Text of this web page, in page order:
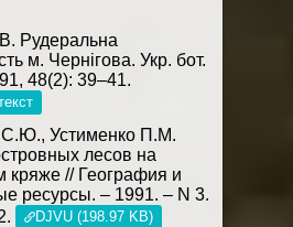
Рудеральна
м. Чернігова. Укр. бот.
48(2): 39–41.
С.Ю., Устименко П.М.
лесов на
кряже // География и
ресурсы. – 1991. – N 3.
DJVU (198.97 KB)